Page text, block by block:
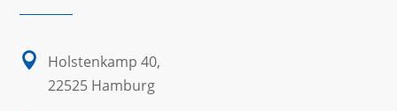

Holstenkamp 40,
22525 Hamburg